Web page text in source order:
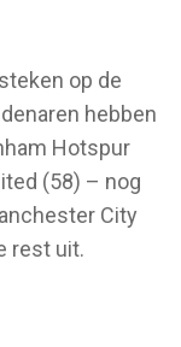
op de
hebben
Hotspur
(58) – nog
City
rest uit.